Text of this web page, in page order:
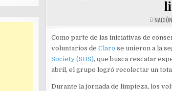
Como parte de las iniciativas de
voluntarios de Claro se unieron a la
Society (SDS), que busca rescatar
abril, el grupo logró recolectar un total
Durante la jornada de limpieza, los